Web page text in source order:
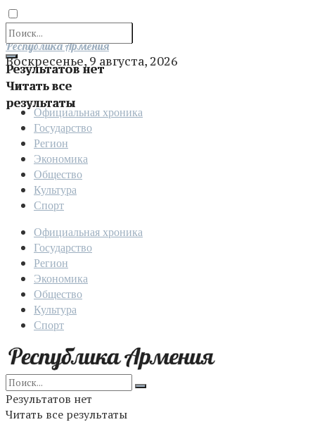
Результатов нет
Читать все
результаты
Отправить
Республика Армения
Воскресенье, 9 августа, 2026
Официальная хроника
Государство
Регион
Экономика
Общество
Культура
Спорт
Официальная хроника
Государство
Регион
Экономика
Общество
Культура
Спорт
Результатов нет
Читать все результаты